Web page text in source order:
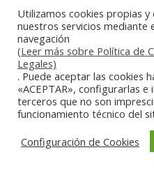
Cocinas monoblock
COCINAS MONOBLOCK
PERSONALIZADAS MADRID
COCINAS MONOBLOCK Y
MADRIDD
Cocinas para chef amateur
COCINAS PARA
cocinas para comedores
COCINAS PARA
COCINAS PARA
Utilizamos cookies propias
nuestros servicios mediante
navegación
(Leer más sobre Política de
Legales)
. Puede aceptar las cookies
«ACEPTAR», configurarlas
terceros que no son
funcionamiento técnico del
Configuración de Cookies